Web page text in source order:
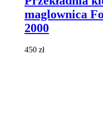
wiele
maglownica
2000
450 zł